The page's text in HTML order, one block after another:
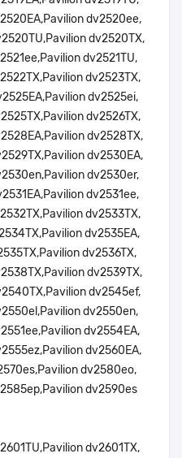
dv2520ee,
dv2520TX,
dv2521TU,
dv2523TX,
dv2525ei,
dv2526TX,
dv2528TX,
dv2530EA,
dv2530er,
dv2531ee,
dv2533TX,
dv2535EA,
dv2536TX,
dv2539TX,
dv2545ef,
dv2550en,
dv2554EA,
dv2560EA,
dv2580eo,
dv2590es
dv2601TX,